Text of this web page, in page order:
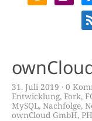
31. Juli 2019 0
Entwicklung, Fork,
MySQL, Nachfolge,
ownCloud GmbH,